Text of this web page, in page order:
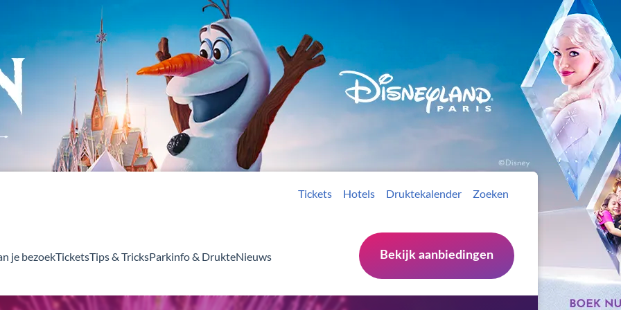
Tickets Hotels Druktekalender Zoeken
je bezoekTicketsTips & TricksParkinfo & DrukteNieuws Bekijk aanbiedingen